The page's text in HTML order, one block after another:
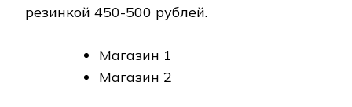
резинкой 450-500 рублей.
Магазин 1
Магазин 2